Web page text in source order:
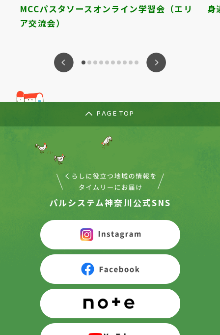
MCCパスタソースオンライン学習会（エリ
ア交流会）
身
PAGE TOP
パルシステム神奈川公式SNS